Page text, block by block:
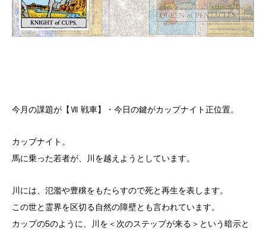
今月の課題が【Ⅶ 戦車】・今日の鍵がカップナイト正位置。
カップナイト。
馬に乗った若者が、川を越えようとしています。
川には、氾濫や豊穣をもたらすので死と再生を表します。
この世と霊界を区切る自然の障壁とも言われています。
カップの5のように、川を＜次のステップが来る＞という暗示と